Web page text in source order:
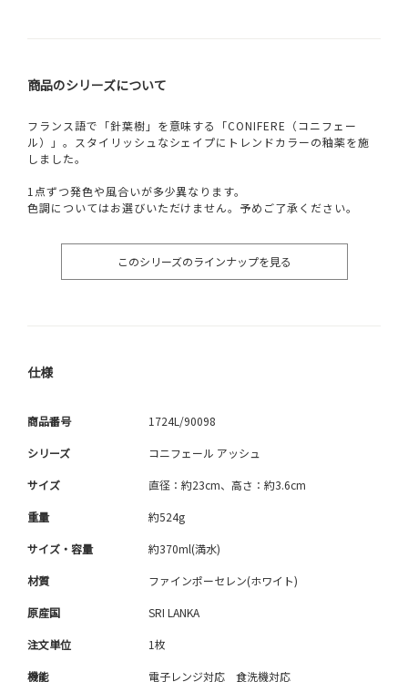
商品のシリーズについて
フランス語で「針葉樹」を意味する「CONIFERE（コニフェー
ル）」。スタイリッシュなシェイプにトレンドカラーの釉薬を施
しました。
1点ずつ発色や風合いが多少異なります。
色調についてはお選びいただけません。予めご了承ください。
このシリーズのラインナップを見る
仕様
商品番号 1724L/90098
シリーズ コニフェール アッシュ
サイズ 直径：約23cm、高さ：約3.6cm
重量 約524g
サイズ・容量 約370ml(満水)
材質 ファインポーセレン(ホワイト)
原産国 SRI LANKA
注文単位 1枚
機能 電子レンジ対応 食洗機対応